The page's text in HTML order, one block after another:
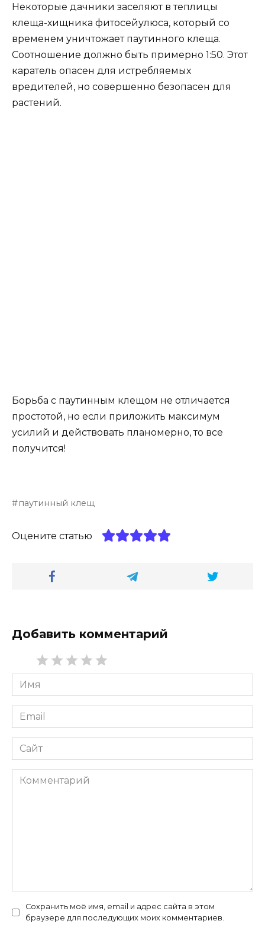
Некоторые дачники заселяют в теплицы
клеща-хищника фитосейулюса, который со
временем уничтожает паутинного клеща.
Соотношение должно быть примерно 1:50. Этот
каратель опасен для истребляемых
вредителей, но совершенно безопасен для
растений.
Борьба с паутинным клещом не отличается
простотой, но если приложить максимум
усилий и действовать планомерно, то все
получится!
паутинный клещ
Оцените статью
Добавить комментарий
Имя
*
Email
*
Сайт
Комментарий
Сохранить моё имя, email и адрес сайта в этом
браузере для последующих моих комментариев.